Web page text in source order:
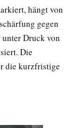
hängt von
gegen
unter Druck von
Die
die kurzfristige